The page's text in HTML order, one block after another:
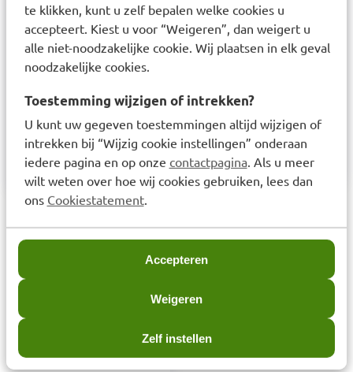
te klikken, kunt u zelf bepalen welke cookies u
accepteert. Kiest u voor “Weigeren”, dan weigert u
alle niet-noodzakelijke cookie. Wij plaatsen in elk geval
noodzakelijke cookies.
Toestemming wijzigen of intrekken?
U kunt uw gegeven toestemmingen altijd wijzigen of
intrekken bij “Wijzig cookie instellingen” onderaan
iedere pagina en op onze contactpagina. Als u meer
wilt weten over hoe wij cookies gebruiken, lees dan
ons Cookiestatement.
Accepteren
Weigeren
Zelf instellen
GLYCOL ETHER. RED 33 (CI 17200). TOCOPHERYL
GLUCOSIDE. TRIBEHENIN. XANTHAN GUM
Pierre Fabre Laboratoires Dermatologiques
Avène. Responsible address: Les Cauquillous,
Contact: contact.avene@pierre-fabre.com.
Website: https://www.eau-thermale-avene.com
Laatst bekeken items